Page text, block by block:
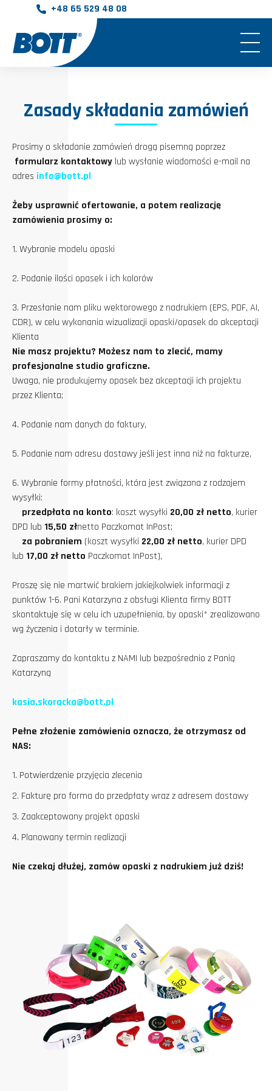
info@bott.pl
Zasady składania zamówień
Prosimy o składanie zamówień drogą pisemną poprzez
formularz kontaktowy lub wysłanie wiadomości e-mail na
adres info@bott.pl
Żeby usprawnić ofertowanie, a potem realizację
zamówienia prosimy o:
1. Wybranie modelu opaski
2. Podanie ilości opasek i ich kolorów
3. Przesłanie nam pliku wektorowego z nadrukiem (EPS, PDF, AI,
CDR), w celu wykonania wizualizacji opaski/opasek do akceptacji
Klienta
Nie masz projektu? Możesz nam to zlecić, mamy
profesjonalne studio graficzne.
Uwaga, nie produkujemy opasek bez akceptacji ich projektu
przez Klienta;
4. Podanie nam danych do faktury,
5. Podanie nam adresu dostawy jeśli jest inna niż na fakturze,
6. Wybranie formy płatności, która jest związana z rodzajem
wysyłki:
przedpłata na konto: koszt wysyłki 20,00 zł netto, kurier
DPD lub 15,50 złnetto Paczkomat InPost;
za pobraniem (koszt wysyłki 22,00 zł netto, kurier DPD
lub 17,00 zł netto Paczkomat InPost),
Proszę się nie martwić brakiem jakiejkolwiek informacji z
punktów 1-6. Pani Katarzyna z obsługi Klienta firmy BOTT
skontaktuje się w celu ich uzupełnienia, by opaski* zrealizowano
wg życzenia i dotarły w terminie.
Zapraszamy do kontaktu z NAMI lub bezpośrednio z Panią
Katarzyną
kasia.skoracka@bott.pl
Pełne złożenie zamówienia oznacza, że otrzymasz od
NAS:
Potwierdzenie przyjęcia zlecenia
Fakturę pro forma do przedpłaty wraz z adresem dostawy
Zaakceptowany projekt opaski
Planowany termin realizacji
Nie czekaj dłużej, zamów opaski z nadrukiem już dziś!